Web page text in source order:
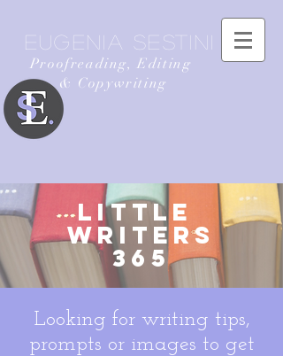
Eugenia Sestini
Proofreading, Editing
& Copywriting
LittlE
writers
365
Looking for writing tips,
prompts or images to get